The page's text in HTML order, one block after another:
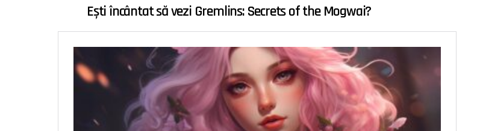
Ești încântat să vezi Gremlins: Secrets of the Mogwai?